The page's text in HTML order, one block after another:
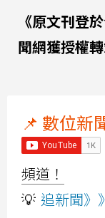
《原文刊登
聞網獲授權轉
📌 數位新
頻道！
💡 追新聞》